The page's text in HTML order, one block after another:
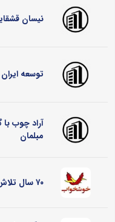
نیسان
توسعه
آراد چوب
مبلمان
۷۰ سال تلاش برای خواب راحت ایرانی‌ها